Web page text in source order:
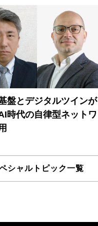
盤とデジタルツインが
時代の自律型ネットワ
シャルトピック一覧